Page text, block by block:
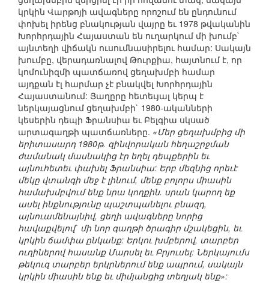
կրկին Վարթոյի ավագները որոշում են ընդունում
փոխել իրենց բնակության վայրը եւ 1978 թվականին
Խորհրդային Հայաստան են ուղարկում մի խումբ`
այնտեղի վիճակն ուսումնասիրելու համար: Սակայն
խումբը, վերադառնալով Թուրքիա, հայտնում է, որ
կոմունիզմի պատճառով ցեղախմբի համար
այդքան էլ հարմար չէ բնակվել Խորհրդային
Հայաստանում: Յաղըրը հետեւյալ կերպ է
ներկայացնում ցեղախմբի` 1980-ականների
կեսերին դեպի Ֆրանսիա եւ Բելգիա սկսած
արտագաղթի պատճառները. «Մեր ցեղախմբից մի
երիտասարդ 1980թ. զինվորական հեղաշրջման
ժամանակ մասնակից էր եղել դեպքերին եւ
այնուհետեւ փախել Ֆրանսիա: Երբ մեզնից որեւէ
մեկը վտանգի մեջ է լինում, մենք բոլորս միասին
համախմբվում ենք նրա կողքին. սրան կարող եք
ասել ինքնությունը պաշտպանելու բնազդ,
այնուամենայնիվ, ցեղի ավագները նորից
հավաքվելով` մի նոր գաղթի ծրագիր մշակեցին, եւ
կրկին ճամփա ընկանք: Երկու խմբերով, տարբեր
ուղիներով հասանք Մարսել եւ Բրյուսել: Ներկայումս
թեկուզ տարբեր երկրներում ենք ապրում, սակայն
կրկին միասին ենք եւ միմյանցից տեղյակ ենք»: